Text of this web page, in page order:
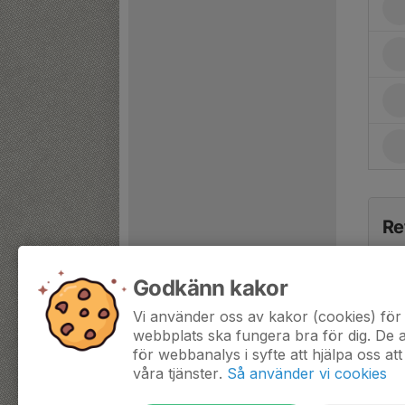
Godkänn kakor
Vi använder oss av kakor (cookies)
webbplats ska fungera bra för dig. De
för webbanalys i syfte att hjälpa oss
våra tjänster. Så använder vi cookies